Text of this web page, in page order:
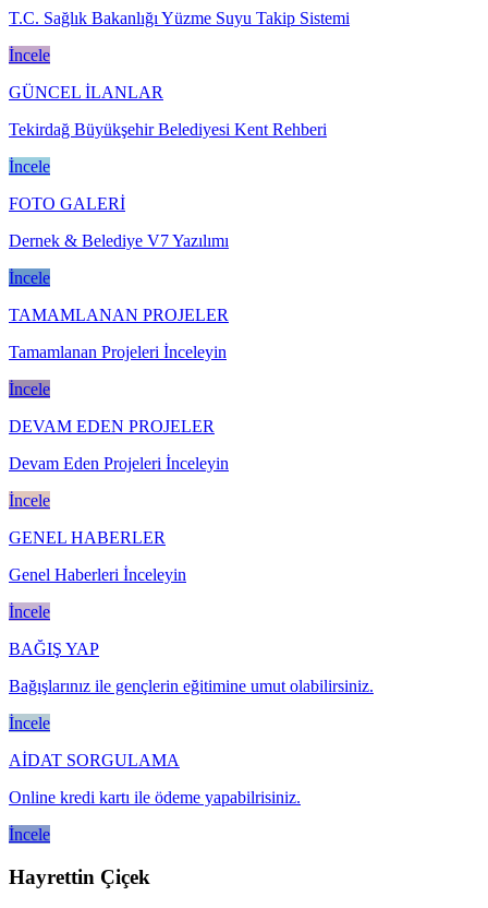
T.C. Sağlık Bakanlığı Yüzme Suyu Takip Sistemi
İncele
GÜNCEL İLANLAR
Tekirdağ Büyükşehir Belediyesi Kent Rehberi
İncele
FOTO GALERİ
Dernek & Belediye V7 Yazılımı
İncele
TAMAMLANAN PROJELER
Tamamlanan Projeleri İnceleyin
İncele
DEVAM EDEN PROJELER
Devam Eden Projeleri İnceleyin
İncele
GENEL HABERLER
Genel Haberleri İnceleyin
İncele
BAĞIŞ YAP
Bağışlarınız ile gençlerin eğitimine umut olabilirsiniz.
İncele
AİDAT SORGULAMA
Online kredi kartı ile ödeme yapabilrisiniz.
İncele
Hayrettin Çiçek